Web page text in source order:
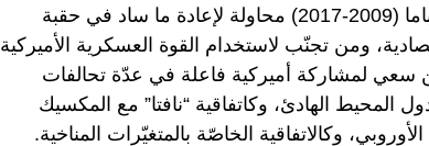
ووجدنا لاحقاً في فترتيْ إدارة أوباما (2009-2017) محاولة لإعادة ما ساد في حقبة
ومن تجنّب لاستخدام القوة العسكرية الأميركية
سعي لمشاركة أميركية فاعلة في عدّة تحالفات
المحيط الهادئ، وكاتفاقية “نافتا” مع المكسيك
وكالاتفاقية الخاصّة بالمتغيّرات المناخية.